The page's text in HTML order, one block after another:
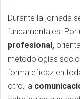
Durante la jornada
fundamentales. Por
profesional,
metodologías
forma eficaz en
otro, la